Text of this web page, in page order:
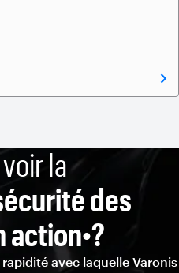
la
des
action•?
avec laquelle Varonis